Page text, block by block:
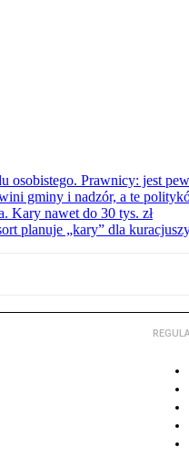
osobistego. Prawnicy: jest
gminy i nadzór, a te
Kary nawet do 30 tys. zł
planuje „kary” dla